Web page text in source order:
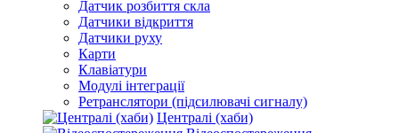
Датчик розбиття скла
Датчики відкриття
Датчики руху
Карти
Клавіатури
Модулі інтеграції
Ретранслятори (підсилювачі сигналу)
Централі (хаби)